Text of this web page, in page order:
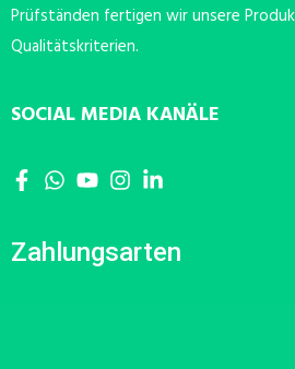
Prüfständen fertigen wir unsere
Qualitätskriterien.
SOCIAL MEDIA KANÄLE
Zahlungsarten